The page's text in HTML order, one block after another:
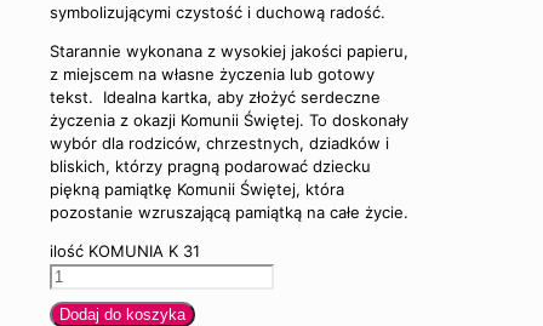
symbolizującymi czystość i duchową radość.
Starannie wykonana z wysokiej jakości papieru,
z miejscem na własne życzenia lub gotowy
tekst. Idealna kartka, aby złożyć serdeczne
życzenia z okazji Komunii Świętej. To doskonały
wybór dla rodziców, chrzestnych, dziadków i
bliskich, którzy pragną podarować dziecku
piękną pamiątkę Komunii Świętej, która
pozostanie wzruszającą pamiątką na całe życie.
ilość KOMUNIA K 31
Dodaj do koszyka